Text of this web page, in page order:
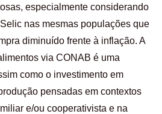
especialmente considerando
nas mesmas populações que
diminuído frente à inflação. A
via CONAB é uma
como o investimento em
pensadas em contextos
e/ou cooperativista e na